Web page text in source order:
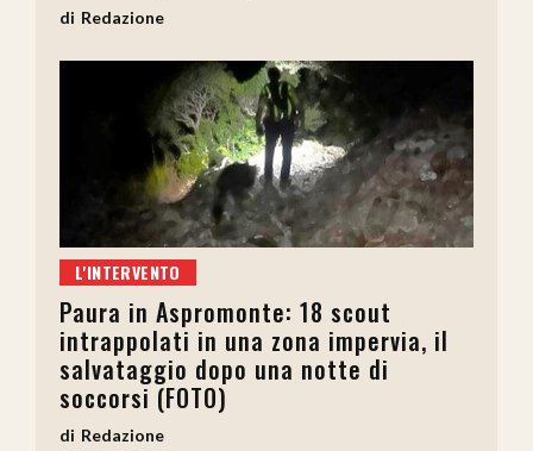
Redazione
L'INTERVENTO
Paura in Aspromonte: 18 scout
intrappolati in una zona impervia, il
salvataggio dopo una notte di
soccorsi (FOTO)
Redazione